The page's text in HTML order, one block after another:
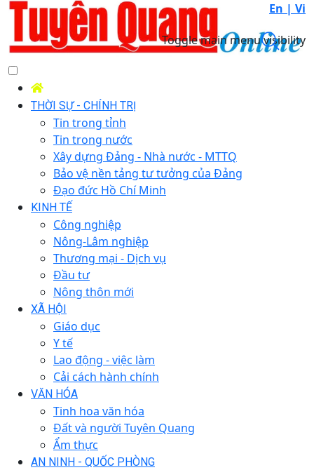
En | Vi
Toggle main menu visibility
THỜI SỰ - CHÍNH TRỊ
Tin trong tỉnh
Tin trong nước
Xây dựng Đảng - Nhà nước - MTTQ
Bảo vệ nền tảng tư tưởng của Đảng
Đạo đức Hồ Chí Minh
KINH TẾ
Công nghiệp
Nông-Lâm nghiệp
Thương mại - Dịch vụ
Đầu tư
Nông thôn mới
XÃ HỘI
Giáo dục
Y tế
Lao động - việc làm
Cải cách hành chính
VĂN HÓA
Tinh hoa văn hóa
Đất và người Tuyên Quang
Ẩm thực
AN NINH - QUỐC PHÒNG